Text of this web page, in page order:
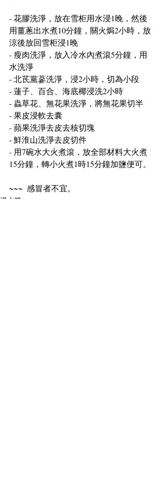
- 花膠洗淨，放在雪柜用水浸1晚，然後
用薑蔥出水煮10分鐘，關火焗2小時，放
涼後放回雪柜浸1晚
- 瘦肉洗淨，放入冷水內煮滾5分鐘，用
水洗淨
- 北茋黨蔘洗淨，浸2小時，切為小段
- 蓮子、百合、海底椰浸洗2小時
- 蟲草花、無花果洗淨，將無花果切半
- 果皮浸軟去囊
- 蘋果洗淨去皮去核切塊
- 鮮淮山洗淨去皮切件
- 用7碗水大火煮滾，放全部材料大火煮
15分鐘，轉小火煮1時15分鐘加鹽便可。
~~~  感冒者不宜。
湯水篇